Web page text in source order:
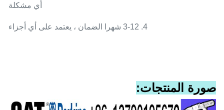
أي مشكلة.
4. 3-12 شهرا الضمان ، يعتمد على أي أجزاء.
صورة المنتجات: